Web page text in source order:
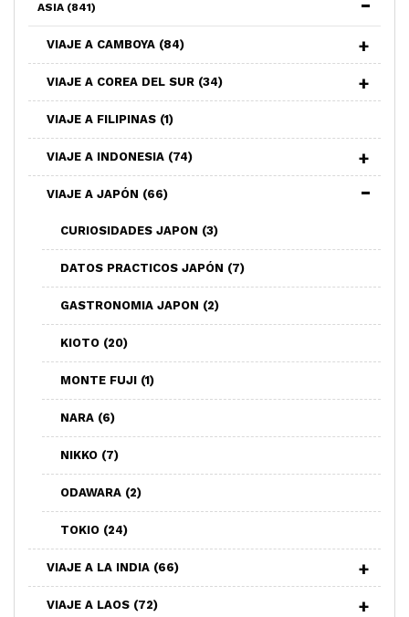
ASIA (841)
VIAJE A CAMBOYA (84)
VIAJE A COREA DEL SUR (34)
VIAJE A FILIPINAS (1)
VIAJE A INDONESIA (74)
VIAJE A JAPÓN (66)
CURIOSIDADES JAPON (3)
DATOS PRACTICOS JAPÓN (7)
GASTRONOMIA JAPON (2)
KIOTO (20)
MONTE FUJI (1)
NARA (6)
NIKKO (7)
ODAWARA (2)
TOKIO (24)
VIAJE A LA INDIA (66)
VIAJE A LAOS (72)